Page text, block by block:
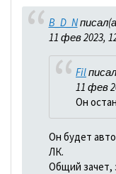
B_D_N
11 фев 2023,
Fil
11 фев
Он
Он будет
ЛК.
Общий зачет,